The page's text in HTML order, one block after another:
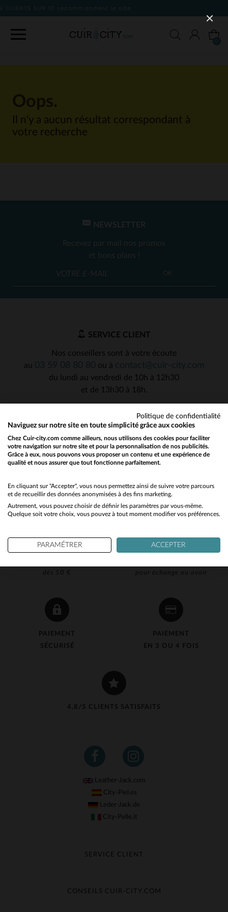
Il n'y a aucun résultat correspondant à
votre recherche
dès 50 €
pour échange ou avoir
PAIEMENT
SÉCURISÉ
PAIEMENT
EN 3 OU 4 FOIS
4,8/5 CLIENTS SATISFAITS
NEWSLETTER
Recevez par mail nos promos
et bons plans !
OK
SERVICE CLIENT
Nos conseillers sont à votre écoute
au
ou à
du lundi au vendredi de 10h à 12h30
et de 13h30 à 18h.
Leather-Jack.com
City-Piel.es
Leder-Jack.de
City-Pelle.it
SERVICE CLIENT
Échange & Remboursement
CONSEILS CUIR-CITY.COM
Would you like to be redirected to our English site?
No
Yes
Politique de confidentialité
Naviguez sur notre site en toute simplicité grâce aux cookies
Chez Cuir-city.com comme ailleurs, nous utilisons des cookies pour faciliter
votre navigation sur notre site et pour la personnalisation de nos publicités.
Grâce à eux, nous pouvons vous proposer un contenu et une expérience de
qualité et nous assurer que tout fonctionne parfaitement.
En cliquant sur "Accepter", vous nous permettez ainsi de suivre votre parcours
et de recueillir des données anonymisées à des fins marketing.
Autrement, vous pouvez choisir de définir les paramètres par vous-même.
Quelque soit votre choix, vous pouvez à tout moment modifier vos préférences.
PARAMÉTRER ACCEPTER